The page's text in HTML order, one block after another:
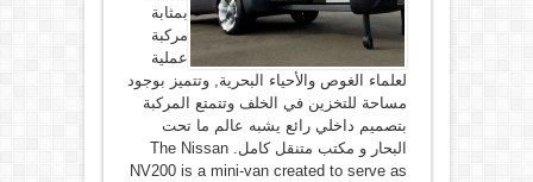
بمثابة
مركبة
عملية
لعلماء الغوص والأحياء البحرية, وتتميز بوجود
مساحة للتخزين في الخلف وتتمتع المركبة
بتصميم داخلي رائع يشبه عالم ما تحت
البحار و مكتب متنقل كامل. The Nissan
NV200 is a mini-van created to serve as